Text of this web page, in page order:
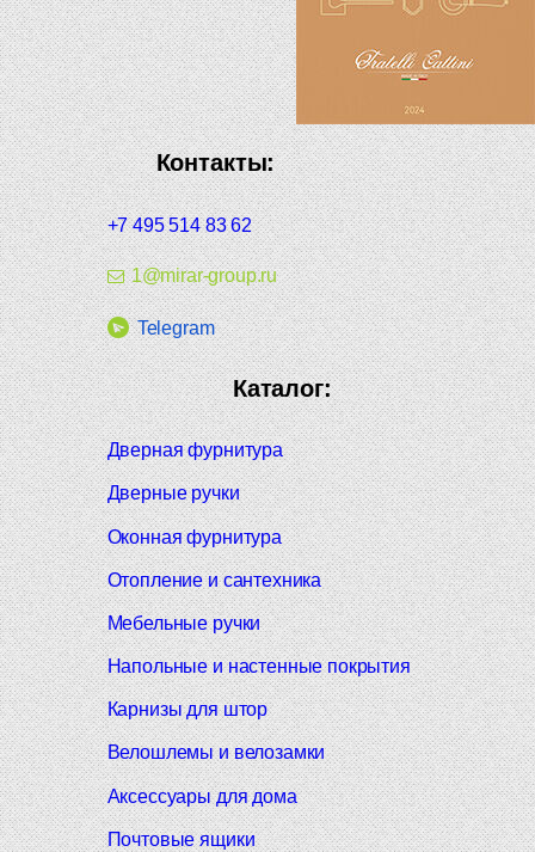
Контакты:
+7 495 514 83 62
1@mirar-group.ru
Telegram
Каталог:
Дверная фурнитура
Дверные ручки
Оконная фурнитура
Отопление и сантехника
Мебельные ручки
Напольные и настенные покрытия
Карнизы для штор
Велошлемы и велозамки
Аксессуары для дома
Почтовые ящики